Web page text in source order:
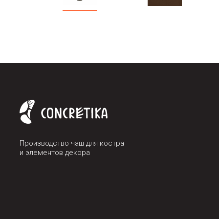
Производство чаш для костра
и элементов декора